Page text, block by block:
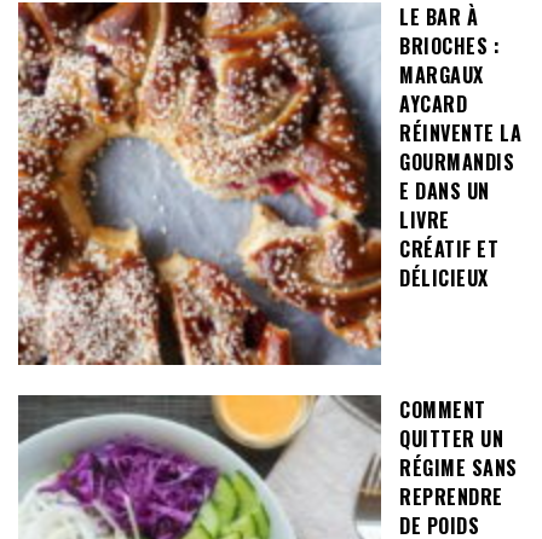
LE BAR À
BRIOCHES :
MARGAUX
AYCARD
RÉINVENTE LA
GOURMANDIS
E DANS UN
LIVRE
CRÉATIF ET
DÉLICIEUX
COMMENT
QUITTER UN
RÉGIME SANS
REPRENDRE
DE POIDS